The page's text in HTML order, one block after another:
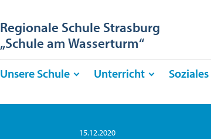
Regionale Schule Strasburg
„Schule am Wasserturm“
Unsere Schule Unterricht Soziales
15.12.2020